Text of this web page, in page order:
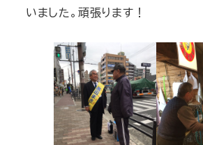
いました。頑張ります！